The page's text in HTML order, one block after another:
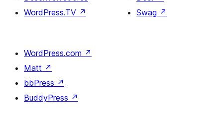
WordPress.TV ↗
Swag ↗
WordPress.com ↗
Matt ↗
bbPress ↗
BuddyPress ↗